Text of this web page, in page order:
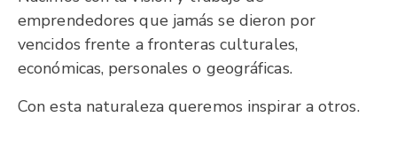
emprendedores que jamás se dieron por
vencidos frente a fronteras culturales,
económicas, personales o geográficas.
Con esta naturaleza queremos inspirar a otros.